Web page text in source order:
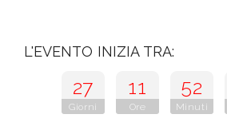
L'EVENTO INIZIA TRA:
27
Giorni
11
Ore
52
Minuti